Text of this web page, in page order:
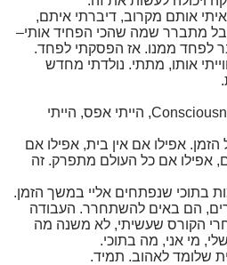
אותם מקרוב, דיברתי איתם,
מתברר שמה שהכי הפחיד אותי–
לפחד ממנו. אז הפסקתי לפחד.
אותו, מתתי. נולדתי מחדש
הייתי במרכז שלי, הייתי Consciousness, הייתי אפס, הייתי
אפילו אם אין בית, אפילו אם
אפילו אם כל העולם מתפרק. זה
בתוכי שנפתחים אליי במשך הזמן.
הם באים להשתחרר. העבודה
הקורס שעשיתי, לא משנה מה
מי אני, מה בתוכי.
שלומד לאהוב. תמיד.